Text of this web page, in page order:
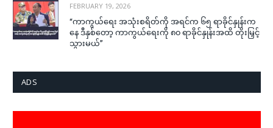
FEBRUARY 19, 2026
“ကာကွယ်ရေး အသုံးစရိတ်ကို အရင်က ၆၅ ရာခိုင်နှုန်းက
နေ ဒီနှစ်တော့ ကာကွယ်ရေးကို ၈၀ ရာခိုင်နှုန်းအထိ တိုးမြှင့်
သွားမယ်”
ADS